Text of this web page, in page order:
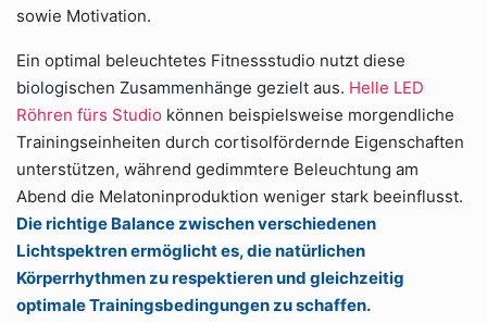
sowie Motivation.
Ein optimal beleuchtetes Fitnessstudio nutzt diese
biologischen Zusammenhänge gezielt aus. Helle LED
Röhren fürs Studio können beispielsweise morgendliche
Trainingseinheiten durch cortisolfördernde Eigenschaften
unterstützen, während gedimmtere Beleuchtung am
Abend die Melatoninproduktion weniger stark beeinflusst.
Die richtige Balance zwischen verschiedenen
Lichtspektren ermöglicht es, die natürlichen
Körperrhythmen zu respektieren und gleichzeitig
optimale Trainingsbedingungen zu schaffen.